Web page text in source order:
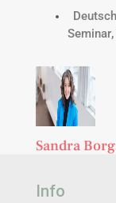
Deutsch
Seminar,
Sandra
Info